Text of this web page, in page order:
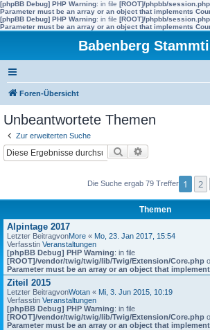
[phpBB Debug] PHP Warning: in file [ROOT]/phpbb/session.php
Parameter must be an array or an object that implements
[phpBB Debug] PHP Warning: in file [ROOT]/phpbb/session.php
Parameter must be an array or an object that implements
Babenberg
Foren-Übersicht
Unbeantwortete Themen
Zur erweiterten Suche
Suche
Die Suche ergab 79 Treffer 1 2
Themen
Alpintage 2017
Letzter BeitragvonMore « Mo, 23. Jan 2017, 15:54
Verfasstin Veranstaltungen
[phpBB Debug] PHP Warning: in file
[ROOT]/vendor/twig/twig/lib/Twig/Extension/Core.php
Parameter must be an array or an object that
Ziteil 2015
Letzter BeitragvonWotan « Mi, 3. Jun 2015, 10:19
Verfasstin Veranstaltungen
[phpBB Debug] PHP Warning: in file
[ROOT]/vendor/twig/twig/lib/Twig/Extension/Core.php
Parameter must be an array or an object that